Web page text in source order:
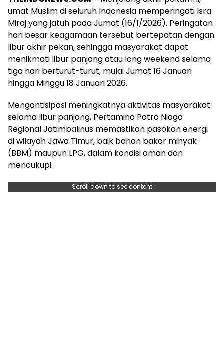
umat Muslim di seluruh Indonesia memperingati Isra
Miraj yang jatuh pada Jumat (16/1/2026). Peringatan
hari besar keagamaan tersebut bertepatan dengan
libur akhir pekan, sehingga masyarakat dapat
menikmati libur panjang atau long weekend selama
tiga hari berturut-turut, mulai Jumat 16 Januari
hingga Minggu 18 Januari 2026.
Mengantisipasi meningkatnya aktivitas masyarakat
selama libur panjang, Pertamina Patra Niaga
Regional Jatimbalinus memastikan pasokan energi
di wilayah Jawa Timur, baik bahan bakar minyak
(BBM) maupun LPG, dalam kondisi aman dan
mencukupi.
Scroll down to see content